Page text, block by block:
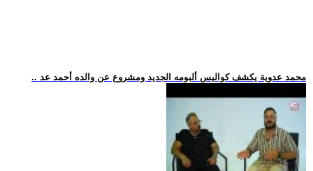
.. محمد عدوية يكشف كواليس ألبومه الجديد ومشروع عن والده أحمد عد